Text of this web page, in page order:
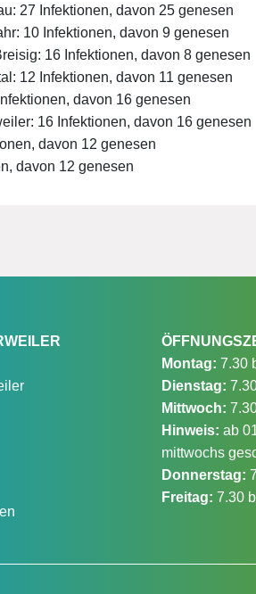
27 Infektionen, davon 25 genesen
10 Infektionen, davon 9 genesen
16 Infektionen, davon 8 genesen
12 Infektionen, davon 11 genesen
davon 16 genesen
16 Infektionen, davon 16 genesen
davon 12 genesen
davon 12 genesen
Montag: 7.30
Dienstag:
Mittwoch:
Hinweis: ab
mittwochs
Donnerstag:
Freitag: 7.30